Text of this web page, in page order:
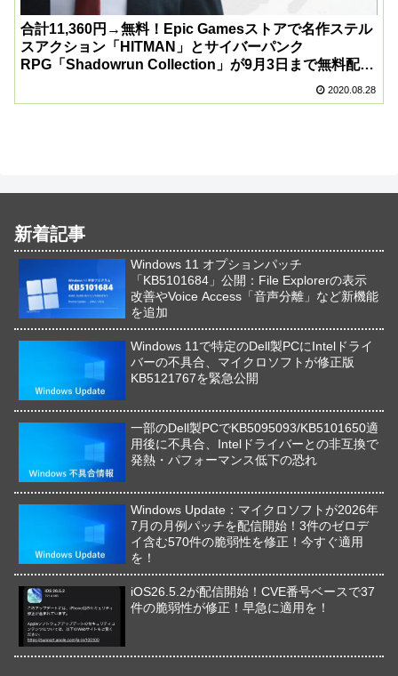
合計11,360円→無料！Epic Gamesストアで名作ステル
スアクション「HITMAN」とサイバーパンク
RPG「Shadowrun Collection」が9月3日まで無料配布
2020.08.28
新着記事
Windows 11 オプションパッチ
「KB5101684」公開：File Explorerの表示
改善やVoice Access「音声分離」など新機能
を追加
Windows 11で特定のDell製PCにIntelドライ
バーの不具合、マイクロソフトが修正版
KB5121767を緊急公開
一部のDell製PCでKB5095093/KB5101650適
用後に不具合、Intelドライバーとの非互換で
発熱・パフォーマンス低下の恐れ
Windows Update：マイクロソフトが2026年
7月の月例パッチを配信開始！3件のゼロデ
イ含む570件の脆弱性を修正！今すぐ適用
を！
iOS26.5.2が配信開始！CVE番号ベースで37
件の脆弱性が修正！早急に適用を！